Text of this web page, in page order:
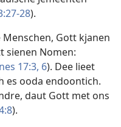
28).
Gott kjanen
sienen Nomen:
17:3, 6). Dee lieet
es ooda endoontich.
daut Gott met ons
).